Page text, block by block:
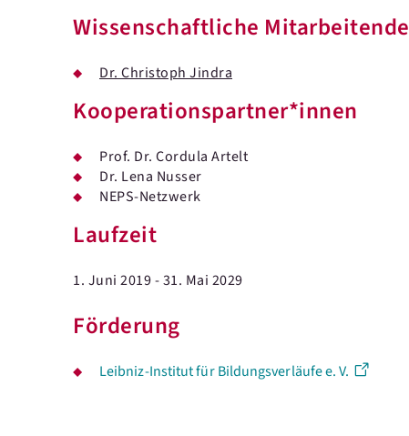
Wissenschaftliche Mitarbeitende
Dr. Christoph Jindra
Kooperationspartner*innen
Prof. Dr. Cordula Artelt
Dr. Lena Nusser
NEPS-Netzwerk
Laufzeit
1. Juni 2019 - 31. Mai 2029
Förderung
Leibniz-Institut für Bildungsverläufe e. V.